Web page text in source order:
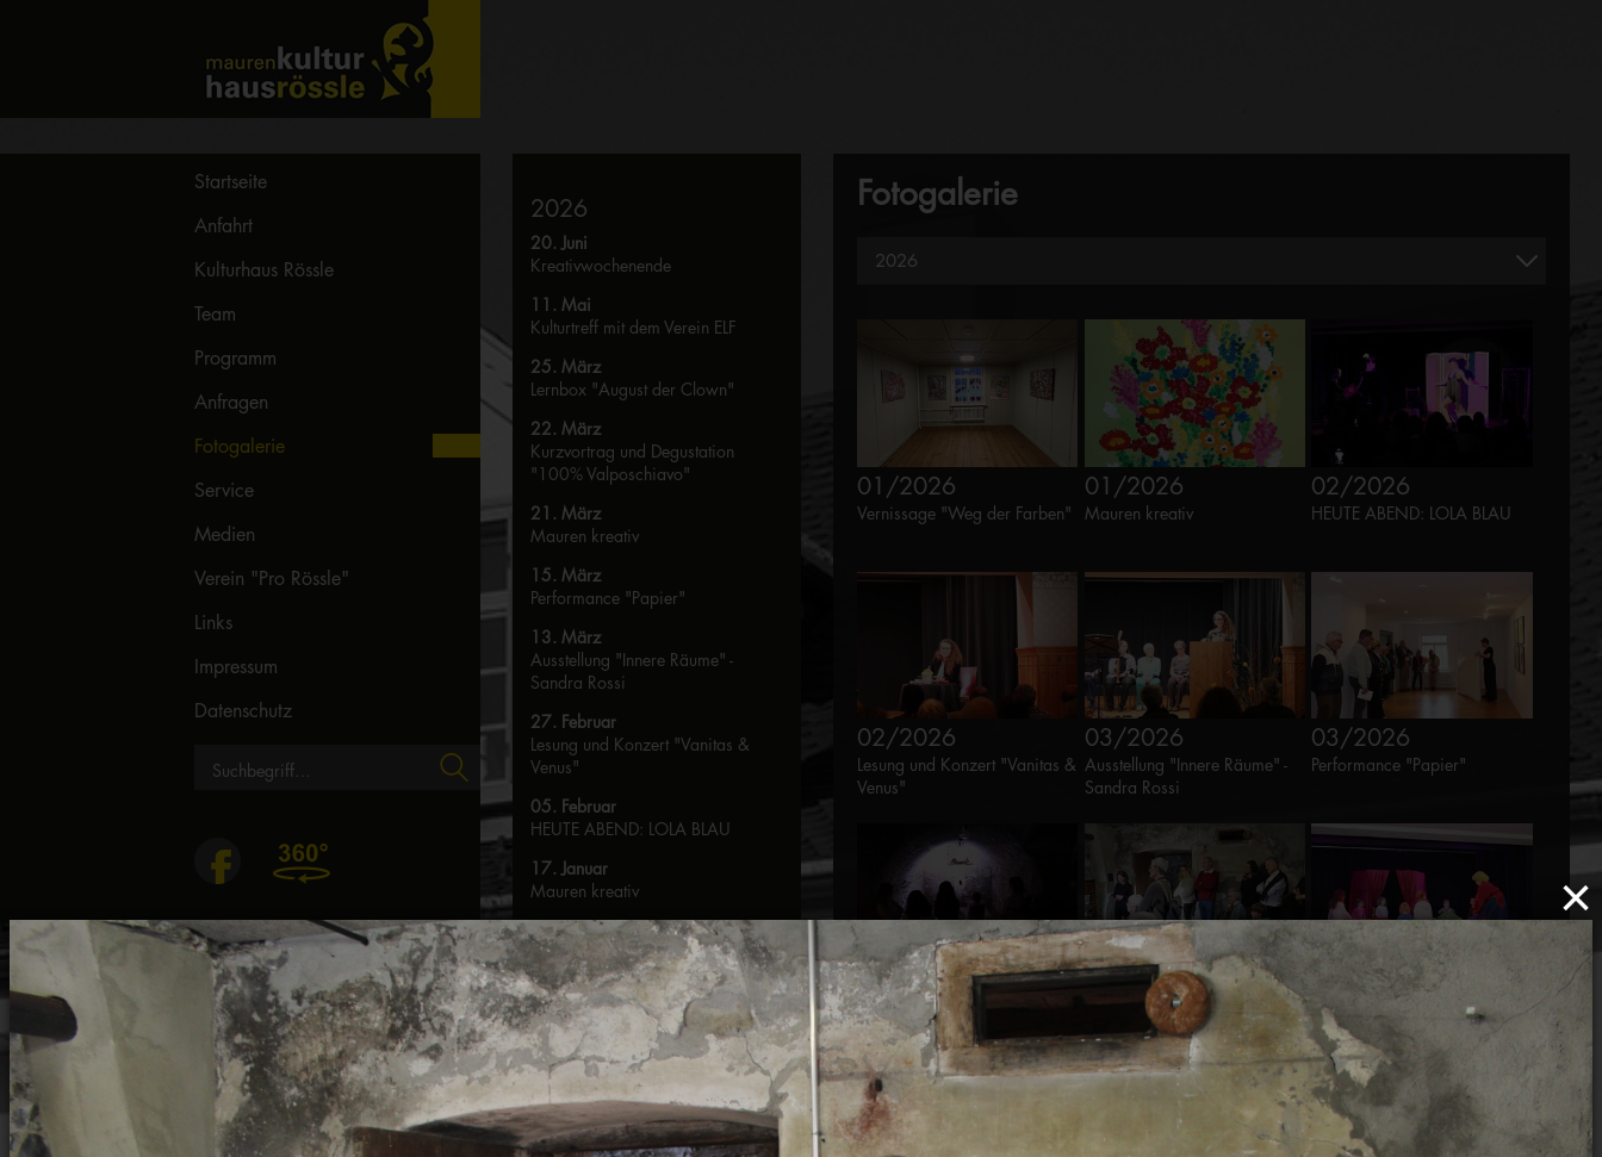
×
Startseite
Anfahrt
Kulturhaus Rössle
Team
Programm
Anfragen
Fotogalerie
Service
Medien
Verein "Pro Rössle"
Links
Impressum
Datenschutz
2026
20. Juni
Kreativwochenende
11. Mai
Kulturtreff mit dem Verein ELF
25. März
Lernbox "August der Clown"
22. März
Kurzvortrag und Degustation
"100% Valposchiavo"
21. März
Mauren kreativ
15. März
Performance "Papier"
13. März
Ausstellung "Innere Räume" -
Sandra Rossi
27. Februar
Lesung und Konzert "Vanitas &
Venus"
05. Februar
HEUTE ABEND: LOLA BLAU
17. Januar
Mauren kreativ
16. Januar
Vernissage "Weg der Farben"
2025
12. November
Kindertheater "Jona und der Vogel"
06. November
Ausstellung Malgruppe Spirale
Fotogalerie
01/2026
Vernissage "Weg der Farben"
01/2026
Mauren kreativ
02/2026
HEUTE ABEND: LOLA BLAU
02/2026
Lesung und Konzert "Vanitas &
Venus"
03/2026
Ausstellung "Innere Räume" -
Sandra Rossi
03/2026
Performance "Papier"
03/2026
Mauren kreativ
03/2026
Kurzvortrag und Degustation
"100% Valposchiavo"
03/2026
Lernbox "August der Clown"